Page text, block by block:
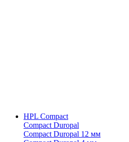
HPL Compact
Compact Duropal
Compact Duropal 12 мм